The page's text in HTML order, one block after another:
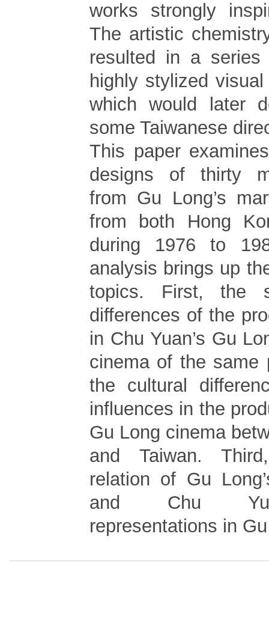
works strongly
The artistic
resulted in a
highly stylized
which would later
some Taiwanese
This paper
designs of thirty
from Gu Long’s
from both Hong
during 1976 to
analysis brings up
topics. First, the
differences of the
in Chu Yuan’s Gu
cinema of the same
the cultural
influences in the
Gu Long cinema
and Taiwan.
relation of Gu
and Chu
representations in